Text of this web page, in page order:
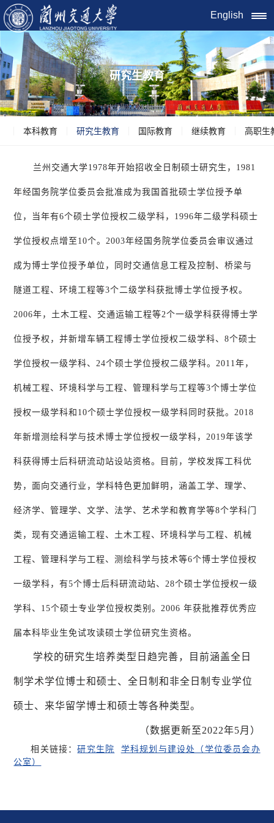
English
研究生教育
本科教育 研究生教育 国际教育 继续教育 高职生
兰州交通大学1978年开始招收全日制硕士研究生，1981
年经国务院学位委员会批准成为我国首批硕士学位授予单
位，当年有6个硕士学位授权二级学科，1996年二级学科硕士
学位授权点增至10个。2003年经国务院学位委员会审议通过
成为博士学位授予单位，同时交通信息工程及控制、桥梁与
隧道工程、环境工程等3个二级学科获批博士学位授予权。
2006年，土木工程、交通运输工程等2个一级学科获得博士学
位授予权，并新增车辆工程博士学位授权二级学科、8个硕士
学位授权一级学科、24个硕士学位授权二级学科。2011年，
机械工程、环境科学与工程、管理科学与工程等3个博士学位
授权一级学科和10个硕士学位授权一级学科同时获批。2018
年新增测绘科学与技术博士学位授权一级学科，2019年该学
科获得博士后科研流动站设站资格。目前，学校发挥工科优
势，面向交通行业，学科特色更加鲜明，涵盖工学、理学、
经济学、管理学、文学、法学、艺术学和教育学等8个学科门
类，现有交通运输工程、土木工程、环境科学与工程、机械
工程、管理科学与工程、测绘科学与技术等6个博士学位授权
一级学科，有5个博士后科研流动站、28个硕士学位授权一级
学科、15个硕士专业学位授权类别。2006 年获批推荐优秀应
届本科毕业生免试攻读硕士学位研究生资格。
学校的研究生培养类型日趋完善，目前涵盖全日
制学术学位博士和硕士、全日制和非全日制专业学位
硕士、来华留学博士和硕士等各种类型。
（数据更新至2022年5月）
相关链接：研究生院
学科规划与建设处（学位委员会办
公室）